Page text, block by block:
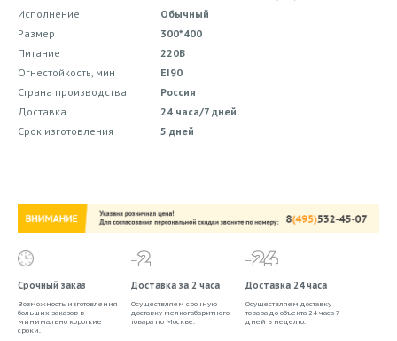
Исполнение
Обычный
Размер
300*400
Питание
220В
Огнестойкость, мин
EI90
Страна производства
Россия
Доставка
24 часа/7 дней
Срок изготовления
5 дней
Срочный заказ
Возможность изготовления
больших заказов в
минимально короткие
сроки.
Доставка за 2 часа
Осуществляем срочную
доставку мелкогабаритного
товара по Москве.
Доставка 24 часа
Осуществляем доставку
товара до объекта 24 часа 7
дней в неделю.